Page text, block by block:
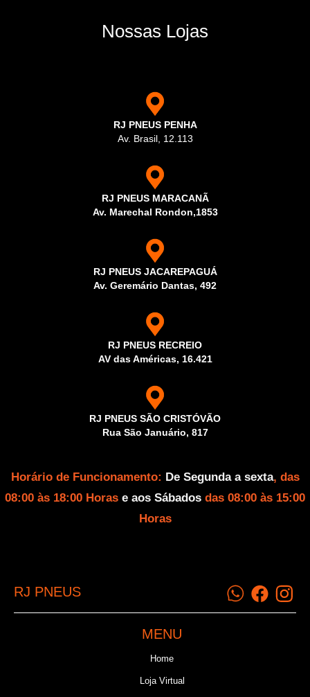
Nossas Lojas
RJ PNEUS PENHA
Av. Brasil, 12.113
RJ PNEUS MARACANÃ
Av. Marechal Rondon,1853
RJ PNEUS JACAREPAGUÁ
Av. Geremário Dantas, 492
RJ PNEUS RECREIO
AV das Américas, 16.421
RJ PNEUS SÃO CRISTÓVÃO
Rua São Januário, 817
Horário de Funcionamento: De Segunda a sexta, das
08:00 às 18:00 Horas e aos Sábados das 08:00 às 15:00
Horas
RJ PNEUS
MENU
Home
Loja Virtual